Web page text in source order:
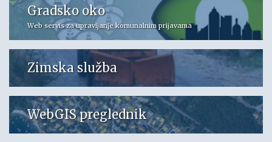
Gradsko oko
Web servis za upravljanje komunalnim prijavama
Zimska služba
WebGIS preglednik